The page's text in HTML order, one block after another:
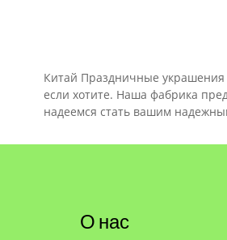
Китай Праздничные украшения
если хотите. Наша фабрика
надеемся стать вашим
О нас